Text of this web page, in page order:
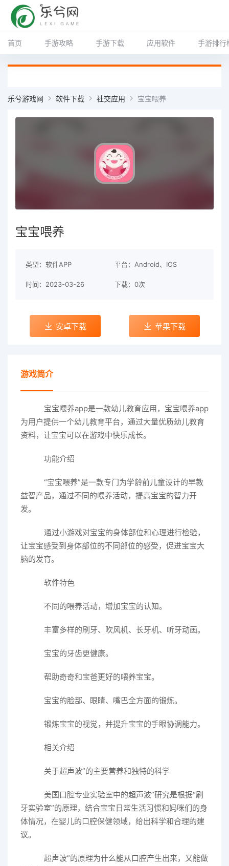
首页 手游攻略 手游下载 应用软件 手游排行
乐兮游戏网 软件下载 社交应用 宝宝喂养
宝宝喂养
类型：软件APP 平台：Android、IOS
时间：2023-03-26 下载：0次
安卓下载 苹果下载
游戏简介
宝宝喂养app是一款幼儿教育应用，宝宝喂养app
为用户提供一个幼儿教育平台，通过大量优质幼儿教育
资料，让宝宝可以在游戏中快乐成长。
功能介绍
“宝宝喂养”是一款专门为学龄前儿童设计的早教
益智产品，通过不同的喂养活动，提高宝宝的智力开
发。
通过小游戏对宝宝的身体部位和心理进行检验，
让宝宝感受到身体部位的不同部位的感受，促进宝宝大
脑的发育。
软件特色
不同的喂养活动，增加宝宝的认知。
丰富多样的刷牙、吹风机、长牙机、听牙动画。
宝宝的牙齿更健康。
帮助奇奇和宝爸更好的喂养宝宝。
宝宝的脸部、眼睛、嘴巴全方面的锻炼。
锻炼宝宝的视觉，并提升宝宝的手眼协调能力。
相关介绍
关于超声波”的主要营养和独特的科学
美国口腔专业实验室中的超声波”研究是根据“刷
牙实验室”的原理，结合宝宝日常生活习惯和妈咪们的身
体情况，在婴儿的口腔保健领域，给出科学和合理的建
议。
超声波”的原理为什么能从口腔产生出来，又能做